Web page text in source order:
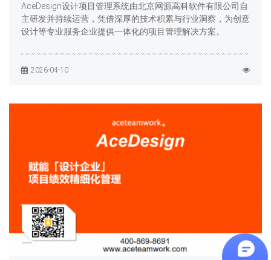
AceDesign设计项目管理系统由北京网源高科软件有限公司自
主研发并持续运营，凭借深厚的技术积累与行业洞察，为创意
设计等专业服务企业提供一体化的项目管理解决方案。
2026-04-10